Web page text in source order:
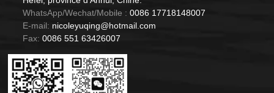
WhatsApp/Wechat/Mobile : 0086 17718148007
E-mail: nicoleyuqing@hotmail.com
Fax: 0086 551 63426007